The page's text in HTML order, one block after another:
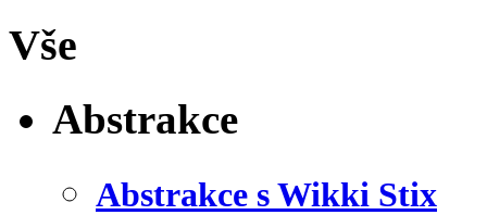
Vše
Abstrakce
Abstrakce s Wikki Stix